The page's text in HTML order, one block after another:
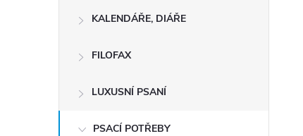
r
KALENDÁŘE, DIÁŘE
FILOFAX
LUXUSNÍ PSANÍ
PSACÍ POTŘEBY